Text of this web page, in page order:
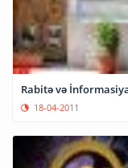
Rabitə və
18-04-2011